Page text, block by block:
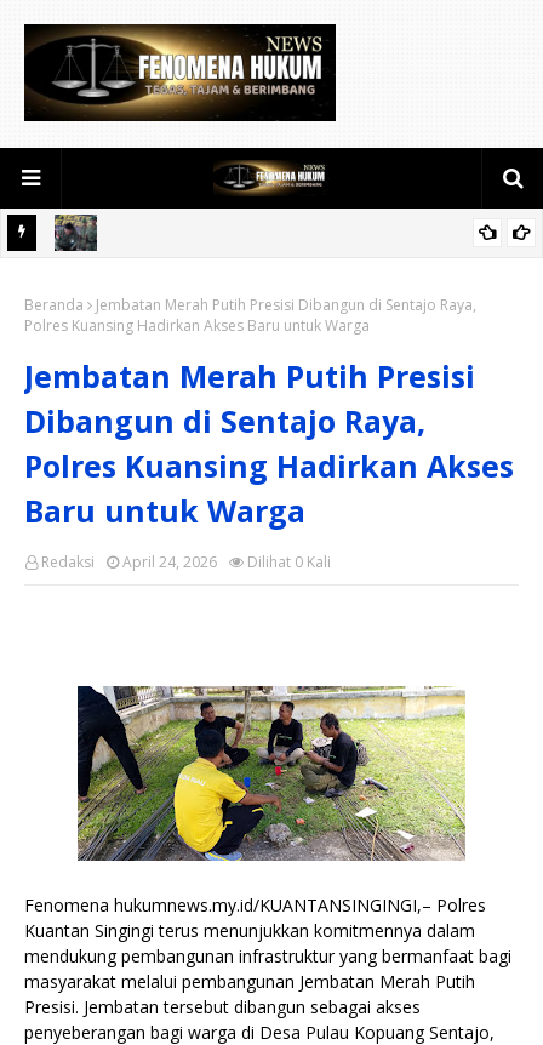
Yonif TP 952/Imam Bulqin, Perkuat Pembangunan Satuan
Beranda
Jembatan Merah Putih Presisi Dibangun di Sentajo Raya,
Polres Kuansing Hadirkan Akses Baru untuk Warga
Jembatan Merah Putih Presisi
Dibangun di Sentajo Raya,
Polres Kuansing Hadirkan Akses
Baru untuk Warga
Redaksi Dilihat 0 Kali
April 24, 2026
Fenomena hukumnews.my.id/KUANTANSINGINGI,– Polres
Kuantan Singingi terus menunjukkan komitmennya dalam
mendukung pembangunan infrastruktur yang bermanfaat bagi
masyarakat melalui pembangunan Jembatan Merah Putih
Presisi. Jembatan tersebut dibangun sebagai akses
penyeberangan bagi warga di Desa Pulau Kopuang Sentajo,